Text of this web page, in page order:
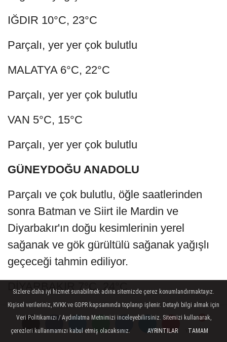
Yorumlar
Yorumlar
IĞDIR 10°C, 23°C
Parçalı, yer yer çok bulutlu
MALATYA 6°C, 22°C
Parçalı, yer yer çok bulutlu
VAN 5°C, 15°C
Parçalı, yer yer çok bulutlu
GÜNEYDOĞU ANADOLU
Parçalı ve çok bulutlu, öğle saatlerinden
sonra Batman ve Siirt ile Mardin ve
Diyarbakır'ın doğu kesimlerinin yerel
sağanak ve gök gürültülü sağanak yağışlı
geçeceği tahmin ediliyor.
DİYARBAKIR 7°C, 24°C
Parçalı ve çok bulutlu, doğu kesimleri öğle
saatlerinden sonra yerel sağanak ve gök
Sizlere daha iyi hizmet sunabilmek adına sitemizde çerez konumlandırmaktayız.
Kişisel verileriniz, KVKK ve GDPR kapsamında toplanıp işlenir. Detaylı bilgi almak için
Veri Politikamızı / Aydınlatma Metnimizi inceleyebilirsiniz. Sitemizi kullanarak,
çerezleri kullanmamızı kabul etmiş olacaksınız.
AYRINTILAR TAMAM